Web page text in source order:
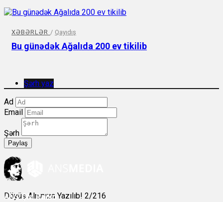
XƏBƏRLƏR / Qayıdış
Bu günədək Ağalıda 200 ev tikilib
Şərh yaz
Ad
Email
Şərh
Paylaş
Döyüş Alnınıza Yazılıb! 2/216
ANSÇM Radio